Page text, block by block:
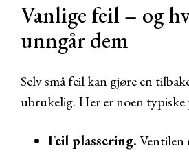
Vanlige feil – og
unngår dem
Selv små feil kan gjøre en
ubrukelig. Her er noen typiske
Feil plassering.Ventilen